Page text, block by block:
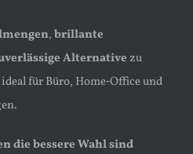
,brillante
Alternative zu
für Büro, Home‑Office und
die bessere Wahl sind